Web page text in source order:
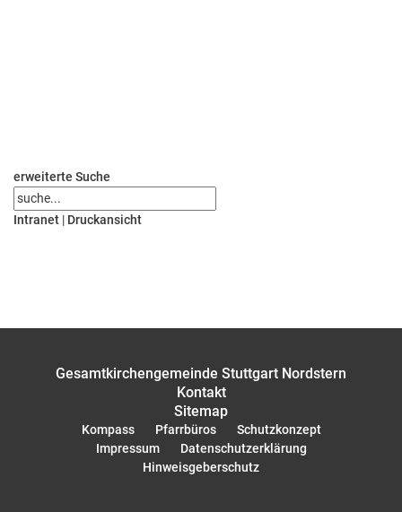
erweiterte Suche
Intranet | Druckansicht
Gesamtkirchengemeinde Stuttgart Nordstern
Kontakt
Sitemap
Kompass Pfarrbüros
Schutzkonzept
Impressum
Datenschutzerklärung
Hinweisgeberschutz